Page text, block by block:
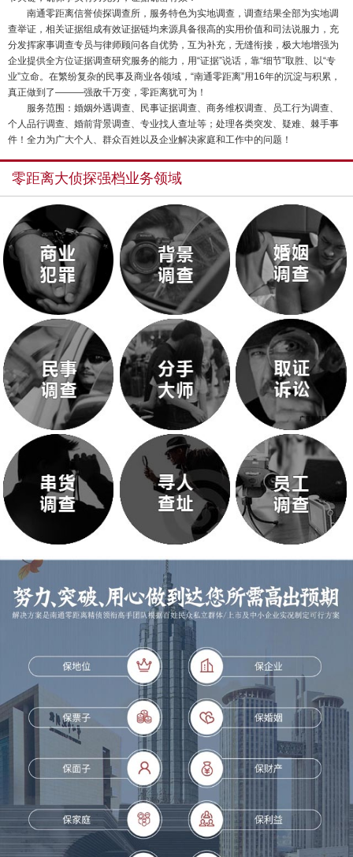
南通零距离信誉侦探调查所，服务特色为实地调查，调查结果全部为实地调
查举证，相关证据组成有效证据链均来源具备很高的实用价值和司法说服力，充
分发挥家事调查专员与律师顾问各自优势，互为补充，无缝衔接，极大地增强为
企业提供全方位证据调查研究服务的能力，用“证据”说话，靠“细节”取胜、以“专
业”立命。在繁纷复杂的民事及商业各领域，“南通零距离”用16年的沉淀与积累，
真正做到了———强敌千万变，零距离犹可为！
服务范围：婚姻外遇调查、民事证据调查、商务维权调查、员工行为调查、
个人品行调查、婚前背景调查、专业找人查址等；处理各类突发、疑难、棘手事
件！全力为广大个人、群众百姓以及企业解决家庭和工作中的问题！
零距离大侦探强档业务领域